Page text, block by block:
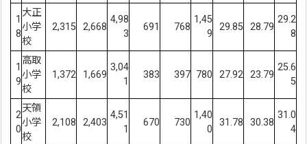
1
8
大正
小学
校
2,315 2,668
4,98
3
691 768
1,45
9
29.85 28.79
29.2
8
1
9
高取
小学
校
1,372 1,669
3,04
1
383 397 780 27.92 23.79
25.6
5
2
0
天領
小学
校
2,108 2,403
4,51
1
670 730
1,40
0
31.78 30.38
31.0
4